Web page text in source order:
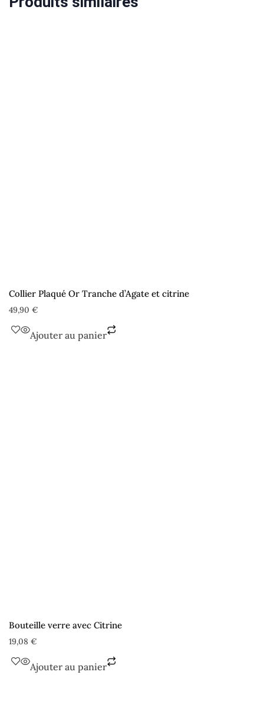
Collier Plaqué Or Tranche d’Agate et citrine
49,90 €
Ajouter au panier
Bouteille verre avec Citrine
19,08 €
Ajouter au panier